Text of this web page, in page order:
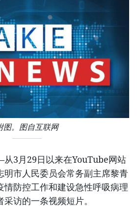
图。图自互联网
3月29日以来在YouTube网站
明市人民委员会常务副主席黎青
情防控工作和建设急性呼吸病理
访的一条视频短片。